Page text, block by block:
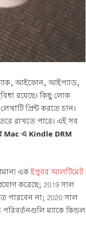
ম্যাক, আইফোন, আইপ্যাড,
রয়েছে। কিছু লোক
প্রিন্ট করতে চান।
রাখতে পারে। এই সব
Mac এ Kindle DRM
একইপুবর আলটিমেট
করেছে; 2019 সাল
পারবেন না; 2020 সাল
ম্যাকে কিন্ডল